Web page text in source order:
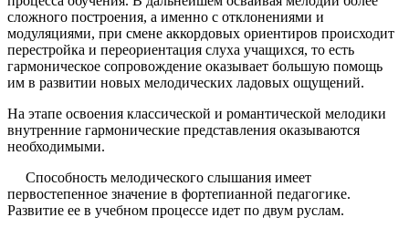
сложного построения, а именно с отклонениями и
модуляциями, при смене аккордовых ориентиров происходит
перестройка и переориентация слуха учащихся, то есть
гармоническое сопровождение оказывает большую помощь
им в развитии новых мелодических ладовых ощущений.
На этапе освоения классической и романтической мелодики
внутренние гармонические представления оказываются
необходимыми.
Способность мелодического слышания имеет
первостепенное значение в фортепианной педагогике.
Развитие ее в учебном процессе идет по двум руслам.